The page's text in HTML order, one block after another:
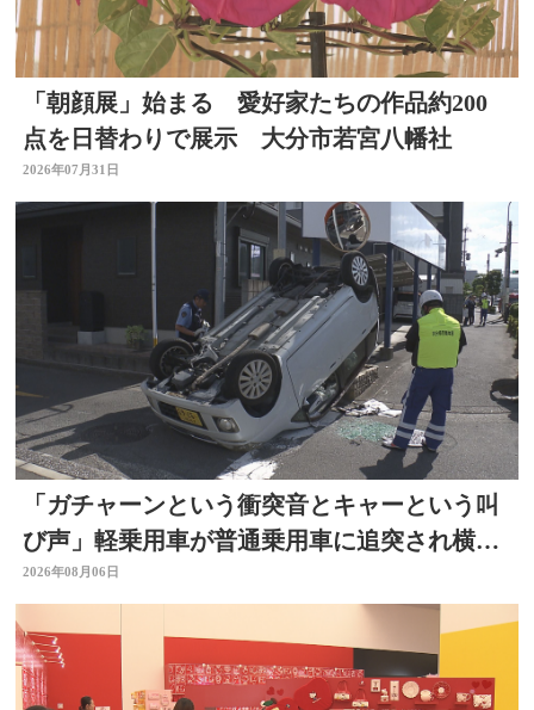
「朝顔展」始まる 愛好家たちの作品約200
点を日替わりで展示 大分市若宮八幡社
2026年07月31日
「ガチャーンという衝突音とキャーという叫
び声」軽乗用車が普通乗用車に追突され横
転 周囲騒然 大分
2026年08月06日